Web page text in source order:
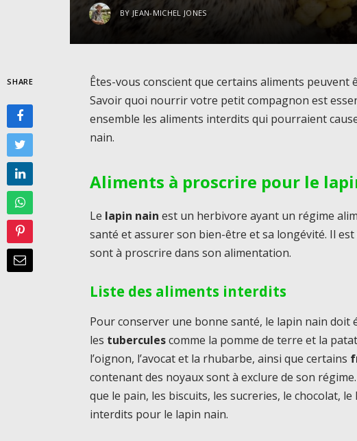
BY JEAN-MICHEL JONES
SHARE
Êtes-vous conscient que certains aliments
Savoir quoi nourrir votre petit compagnon est
ensemble les aliments interdits qui pourraient
nain.
Aliments à proscrire pour le
Le lapin nain est un herbivore ayant un régime
santé et assurer son bien-être et sa longévité. Il
sont à proscrire dans son alimentation.
Liste des aliments interdits
Pour conserver une bonne santé, le lapin nain doit
les tuberculescomme la pomme de terre et la
l’oignon, l’avocat et la rhubarbe, ainsi que certains
contenant des noyaux sont à exclure de son
que le pain, les biscuits, les sucreries, le chocolat,
interdits pour le lapin nain.